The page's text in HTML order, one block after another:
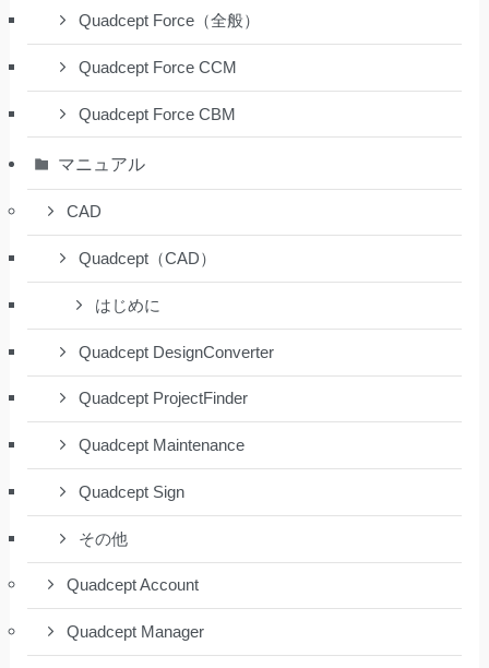
Quadcept Force（全般）
Quadcept Force CCM
Quadcept Force CBM
マニュアル
CAD
Quadcept（CAD）
はじめに
Quadcept DesignConverter
Quadcept ProjectFinder
Quadcept Maintenance
Quadcept Sign
その他
Quadcept Account
Quadcept Manager